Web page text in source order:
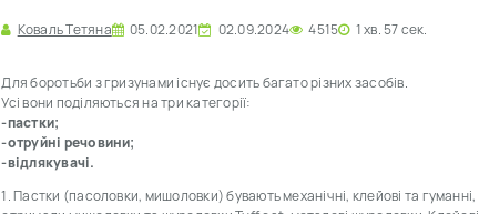
Коваль Тетяна 05.02.2021 02.09.2024 4515 1 хв. 57 сек.
Для боротьби з гризунами існує досить багато різних засобів.
Усі вони поділяються на три категорії:
-пастки;
-отруйні речовини;
-відлякувачі.
1. Пастки (пасоловки, мишоловки) бувають механічні, клейові та